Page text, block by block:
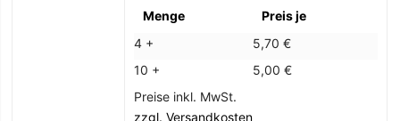
Menge
Preis je
4 +
5,70 €
10 +
5,00 €
Preise inkl. MwSt.
zzgl. Versandkosten